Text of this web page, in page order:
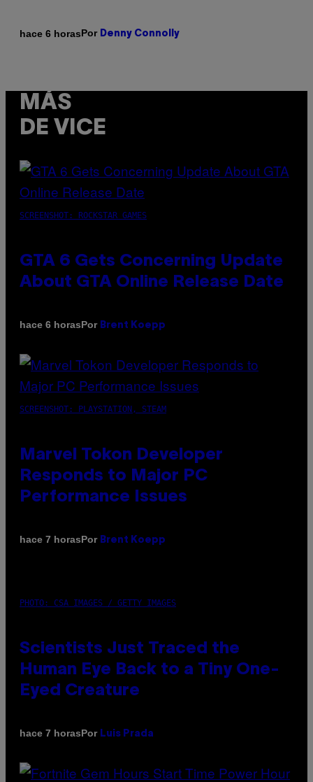
hace 6 horasPor Denny Connolly
MÁS
DE VICE
SCREENSHOT: ROCKSTAR GAMES
GTA 6 Gets Concerning Update
About GTA Online Release Date
hace 6 horasPor Brent Koepp
SCREENSHOT: PLAYSTATION, STEAM
Marvel Tokon Developer
Responds to Major PC
Performance Issues
hace 7 horasPor Brent Koepp
PHOTO: CSA IMAGES / GETTY IMAGES
Scientists Just Traced the
Human Eye Back to a Tiny One-
Eyed Creature
hace 7 horasPor Luis Prada